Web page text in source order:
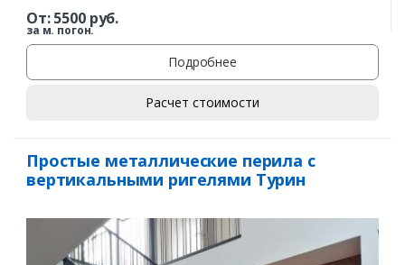
От:5500руб.
за м. погон.
Подробнее
Расчет стоимости
Простые металлические перила с
вертикальными ригелями Турин